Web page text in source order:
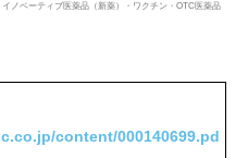
ノベーティブ医薬品（新薬）・ワクチン・OTC医薬品
content/000140699.pd